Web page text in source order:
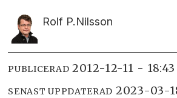
Rolf P.Nilsson
PUBLICERAD 2012-12-11 - 18:43
SENAST UPPDATERAD 2023-03-